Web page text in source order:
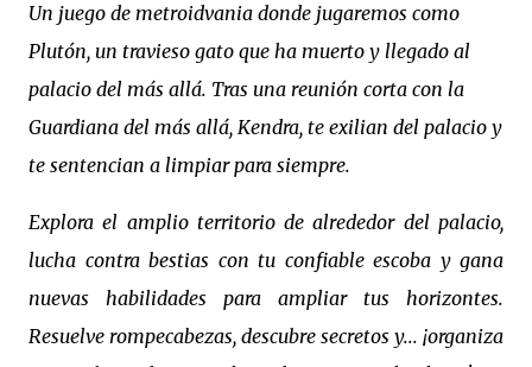
Un juego de metroidvania donde jugaremos como
Plutón, un travieso gato que ha muerto y llegado al
palacio del más allá. Tras una reunión corta con la
Guardiana del más allá, Kendra, te exilian del palacio y
te sentencian a limpiar para siempre.
Explora el amplio territorio de alrededor del palacio,
lucha contra bestias con tu confiable escoba y gana
nuevas habilidades para ampliar tus horizontes.
Resuelve rompecabezas, descubre secretos y... ¡organiza